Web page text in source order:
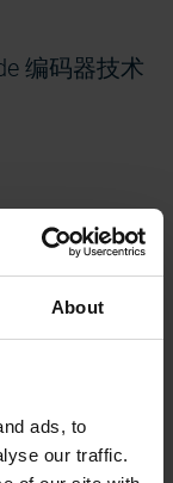
About
ads, to
our traffic.
编码器技术
安装方案的